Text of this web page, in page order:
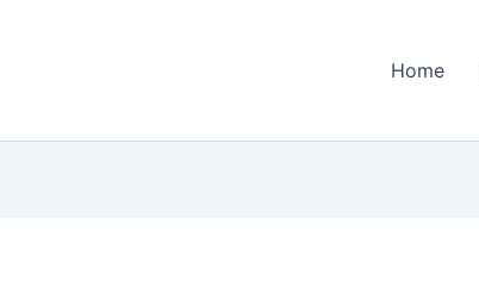
Home